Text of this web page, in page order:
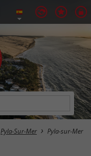
Pyla-Sur-Mer Pyla-sur-Mer